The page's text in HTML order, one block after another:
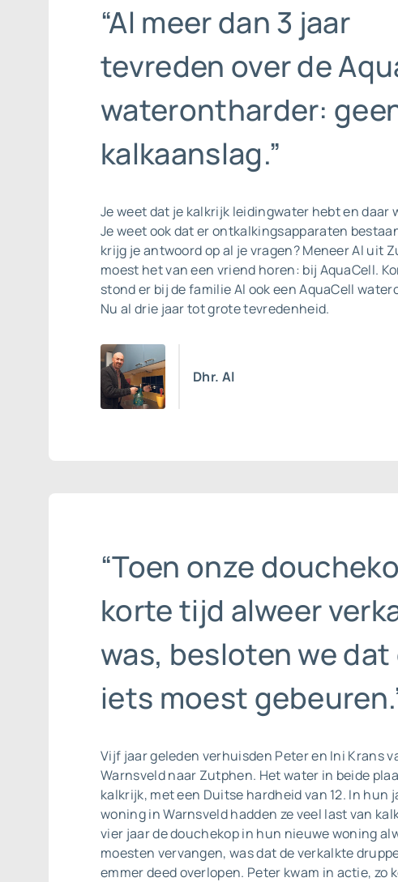
“Al meer dan 3 jaar
tevreden over de
waterontharder:
kalkaanslag.”
Je weet dat je kalkrijk leidingwater hebt en daar
Je weet ook dat er ontkalkingsapparaten
krijg je antwoord op al je vragen? Meneer Al uit
moest het van een vriend horen: bij AquaCell.
stond er bij de familie Al ook eenAquaCell
Nu al drie jaar tot grote tevredenheid.
Dhr. Al
“Toen onze
korte tijd alweer
was, besloten we dat
iets moest
Vijf jaar geleden verhuisden Peter en Ini Krans
Warnsveld naar Zutphen. Het water in beide
kalkrijk, met een Duitse hardheid van 12. In hun
woning in Warnsveld hadden ze veel last van
vier jaar de douchekop in hun nieuwe woning
moesten vervangen, was dat de verkalkte
emmer deed overlopen. Peter kwam in actie, zo